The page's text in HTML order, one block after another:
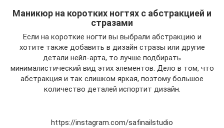
Маникюр на коротких ногтях с абстракцией и
стразами
Если на короткие ногти вы выбрали абстракцию и
хотите также добавить в дизайн стразы или другие
детали нейл-арта, то лучше подбирать
минималистический вид этих элементов. Дело в том, что
абстракция и так слишком яркая, поэтому большое
количество деталей испортит дизайн.
https://instagram.com/safinailstudio